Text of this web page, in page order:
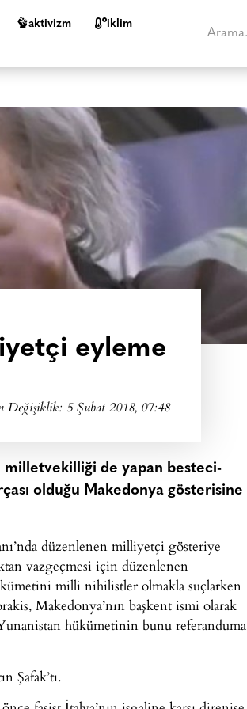
aktivizm i̇klim
eyleme
Değişiklik: 5 Şubat 2018, 07:48
milletvekilliği de yapan besteci-
olduğu Makedonya gösterisine
düzenlenen milliyetçi gösteriye
vazgeçmesi için düzenlenen
milli nihilistler olmakla suçlarken
Makedonya’nın başkent ismi olarak
hükümetinin bunu referanduma
Şafak’tı.